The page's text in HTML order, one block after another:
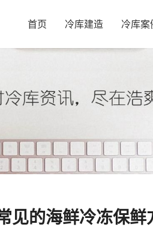
首页 冷库建造 冷库案
见的海鲜冷冻保鲜